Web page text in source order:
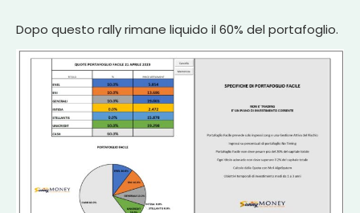
Dopo questo rally rimane liquido il 60% del portafoglio.